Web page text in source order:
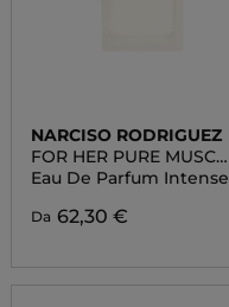
NARCISO RODRIGUEZ
FOR HER PURE MUSC
BLANC
Eau De Parfum Intense
Da 62,30 €